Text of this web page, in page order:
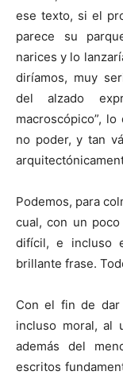
ese texto, si el
parece su
narices y lo
diríamos, muy
del alzado
macroscópico”,
no poder, y tan
Podemos, para
cual, con un
difícil, e incluso
brillante frase.
Con el fin de dar
incluso moral, al
además del
escritos